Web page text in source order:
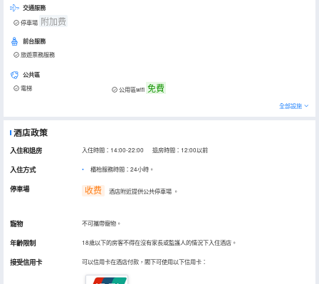
交通服務
停車場 附加费
前台服務
旅遊票務服務
公共區
電梯 公用區wifi 免費
全部設施
酒店政策
入住和退房 入住時間：14:00-22:00 退房時間：12:00以前
入住方式 櫃枱服務時間：24小時。
停車場 收费 酒店附近提供公共停車場 。
寵物 不可攜帶寵物。
年齡限制 18歲以下的房客不得在沒有家長或監護人的情況下入住酒店。
接受信用卡 可以信用卡在酒店付款，閣下可使用以下信用卡：